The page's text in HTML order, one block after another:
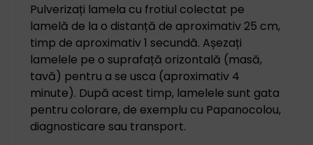
Pulverizați lamela cu frotiul colectat pe
lamelă de la o distanță de aproximativ 25 cm,
timp de aproximativ 1 secundă. Așezați
lamelele pe o suprafață orizontală (masă,
tavă) pentru a se usca (aproximativ 4
minute). După acest timp, lamelele sunt gata
pentru colorare, de exemplu cu Papanocolou,
diagnosticare sau transport.